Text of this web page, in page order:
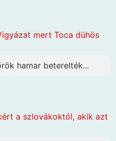
mert Toca dühös
hamar beterelték...
a szlovákoktól, akik azt